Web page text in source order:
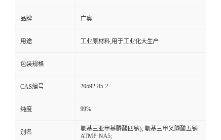
品牌 广奥
用途 工业原材料,用于工业化大生产
包装规格
CAS编号 20592-85-2
纯度 99%
别名
氨基三亚甲基膦酸四钠); 氨基三甲叉膦酸五钠
ATMP·NA5;